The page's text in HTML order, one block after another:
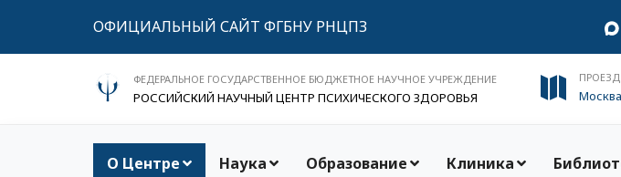
ОФИЦИАЛЬНЫЙ САЙТ ФГБНУ РНЦПЗ
ФЕДЕРАЛЬНОЕ ГОСУДАРСТВЕННОЕ БЮДЖЕТНОЕ НАУЧНОЕ УЧРЕЖДЕНИЕ
РОССИЙСКИЙ НАУЧНЫЙ ЦЕНТР ПСИХИЧЕСКОГО ЗДОРОВЬЯ
О Центре Наука Образование Клиника